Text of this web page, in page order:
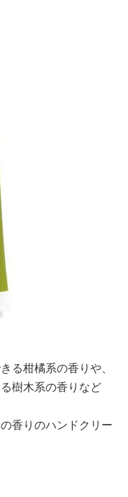
る柑橘系の香りや、
樹木系の香りなど
香りのハンドクリー